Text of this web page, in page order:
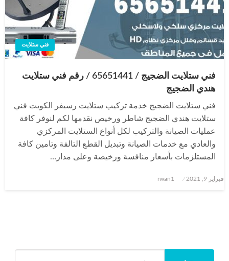
فني ستلايت
فني ستلايت الضجيج / 65651441 / رقم فني ستلايت
هندي الضجيج
فني ستلايت الضجيج خدمة تركيب ستلايت رسيفر الكويت فني
ستلايت هندي الضجيج شاطر ورخيص نقدمها لكم لنوفر كافة
عمليات الصيانة والتركيب لكل أنواع الستلايت المركزي
والعادي مع خدمات الصيانة وتبديل القطع التالفة وتامين كافة
المستلزمات بأسعار منافسة ورخيصة وعلى مدار…
نُشر
فبراير 9, 2021 rwan1